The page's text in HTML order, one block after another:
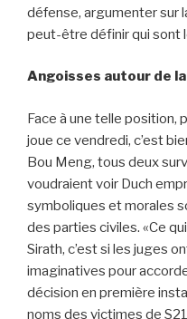
défense, argumenter sur
peut-être définir qui sont
Angoisses autour de
Face à une telle position,
joue ce vendredi, c’est
Bou Meng, tous deux
voudraient voir Duch
symboliques et morales
des parties civiles. «Ce
Sirath, c’est si les juges
imaginatives pour
décision en première
noms des victimes de